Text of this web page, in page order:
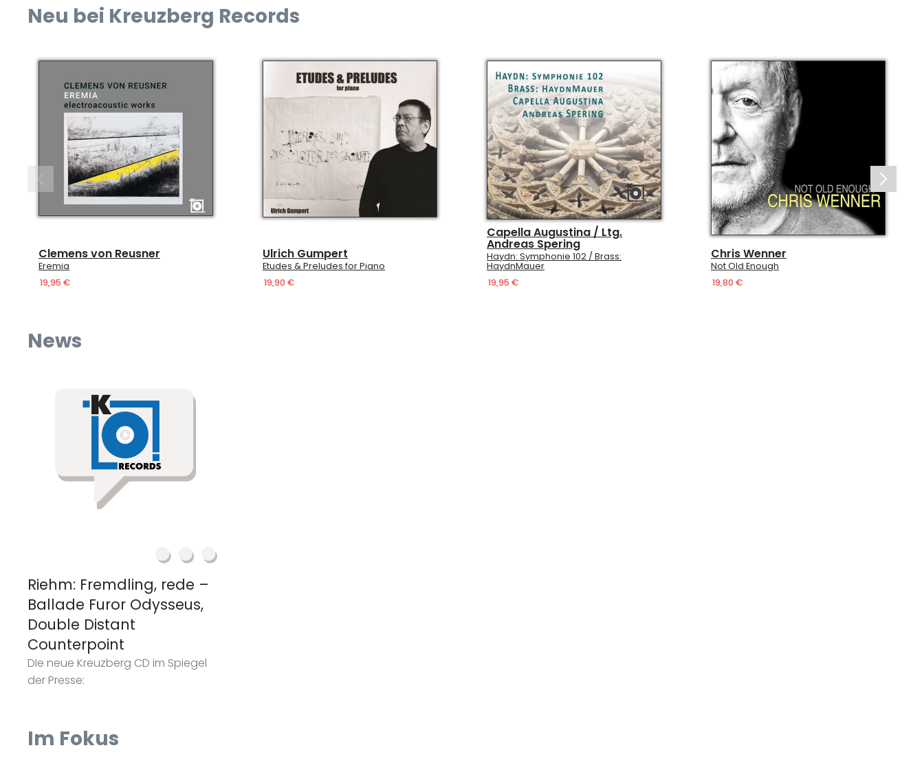
Neu bei Kreuzberg Records
Clemens von Reusner
Eremia
19,95 €
Ulrich Gumpert
Etudes & Preludes for Piano
19,90 €
Capella Augustina / Ltg.
Andreas Spering
Haydn: Symphonie 102 / Brass:
HaydnMauer
19,95 €
Chris Wenner
Not Old Enough
19,80 €
News
Riehm: Fremdling, rede –
Ballade Furor Odysseus,
Double Distant
Counterpoint
DIe neue Kreuzberg CD im Spiegel
der Presse:
Im Fokus